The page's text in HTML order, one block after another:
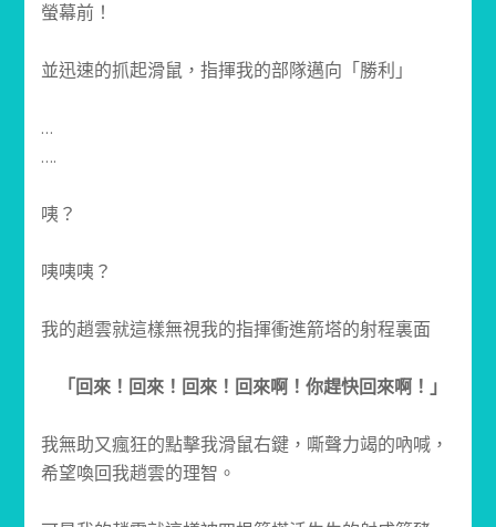
螢幕前！
並迅速的抓起滑鼠，指揮我的部隊邁向「勝利」
…
….
咦？
咦咦咦？
我的趙雲就這樣無視我的指揮衝進箭塔的射程裏面
「回來！回來！回來！回來啊！你趕快回來啊！」
我無助又瘋狂的點擊我滑鼠右鍵，嘶聲力竭的吶喊，
希望喚回我趙雲的理智。